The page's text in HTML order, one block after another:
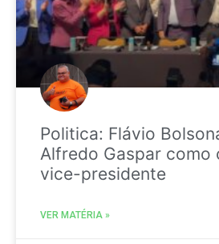
Politica: Flávio
Alfredo Gaspar como
vice-presidente
VER MATÉRIA »